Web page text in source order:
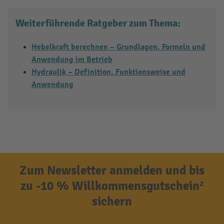
Weiterführende Ratgeber zum Thema:
Hebelkraft berechnen – Grundlagen, Formeln und
Anwendung im Betrieb
Hydraulik – Definition, Funktionsweise und
Anwendung
Zum Newsletter anmelden und bis
zu -10 % Willkommensgutschein²
sichern